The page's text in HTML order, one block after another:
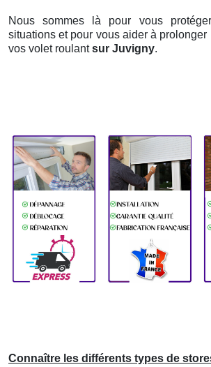
Nous sommes là pour vous
situations et pour vous aider à
vos volet roulantsur Juvigny.
Connaître les différents types de